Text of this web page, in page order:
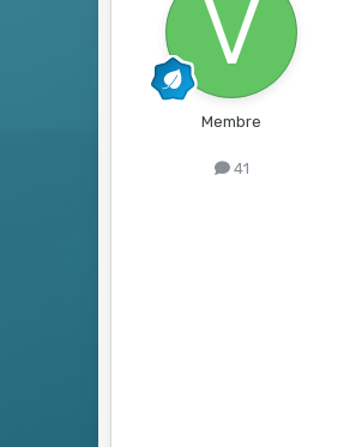
Membre
41